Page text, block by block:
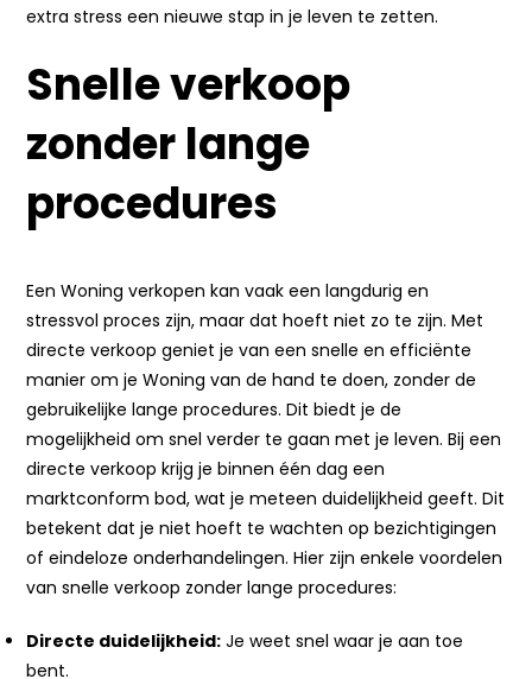
extra stress een nieuwe stap in je leven te zetten.
Snelle verkoop
zonder lange
procedures
Een Woning verkopen kan vaak een langdurig en
stressvol proces zijn, maar dat hoeft niet zo te zijn. Met
directe verkoop geniet je van een snelle en efficiënte
manier om je Woning van de hand te doen, zonder de
gebruikelijke lange procedures. Dit biedt je de
mogelijkheid om snel verder te gaan met je leven. Bij een
directe verkoop krijg je binnen één dag een
marktconform bod, wat je meteen duidelijkheid geeft. Dit
betekent dat je niet hoeft te wachten op bezichtigingen
of eindeloze onderhandelingen. Hier zijn enkele voordelen
van snelle verkoop zonder lange procedures:
Directe duidelijkheid: Je weet snel waar je aan toe
bent.